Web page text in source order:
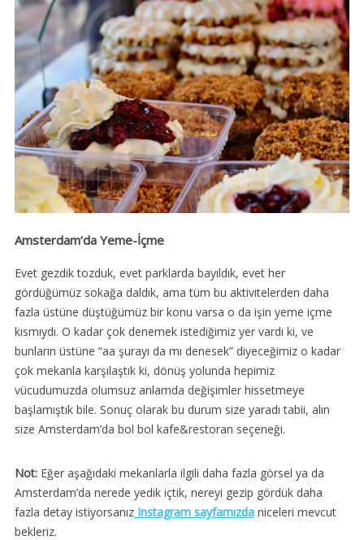
Amsterdam’da Yeme-İçme
Evet gezdik tozduk, evet parklarda bayıldık, evet her
gördüğümüz sokağa daldık, ama tüm bu aktivitelerden daha
fazla üstüne düştüğümüz bir konu varsa o da işin yeme içme
kısmıydı. O kadar çok denemek istediğimiz yer vardı ki, ve
bunların üstüne “aa şurayı da mı denesek” diyeceğimiz o kadar
çok mekanla karşılaştık ki, dönüş yolunda hepimiz
vücudumuzda olumsuz anlamda değişimler hissetmeye
başlamıştık bile. Sonuç olarak bu durum size yaradı tabii, alın
size Amsterdam’da bol bol kafe&restoran seçeneği.
Not:Eğer aşağıdaki mekanlarla ilgili daha fazla görsel ya da
Amsterdam’da nerede yedik içtik, nereyi gezip gördük daha
fazla detay istiyorsanızInstagram sayfamızdaniceleri mevcut
bekleriz.